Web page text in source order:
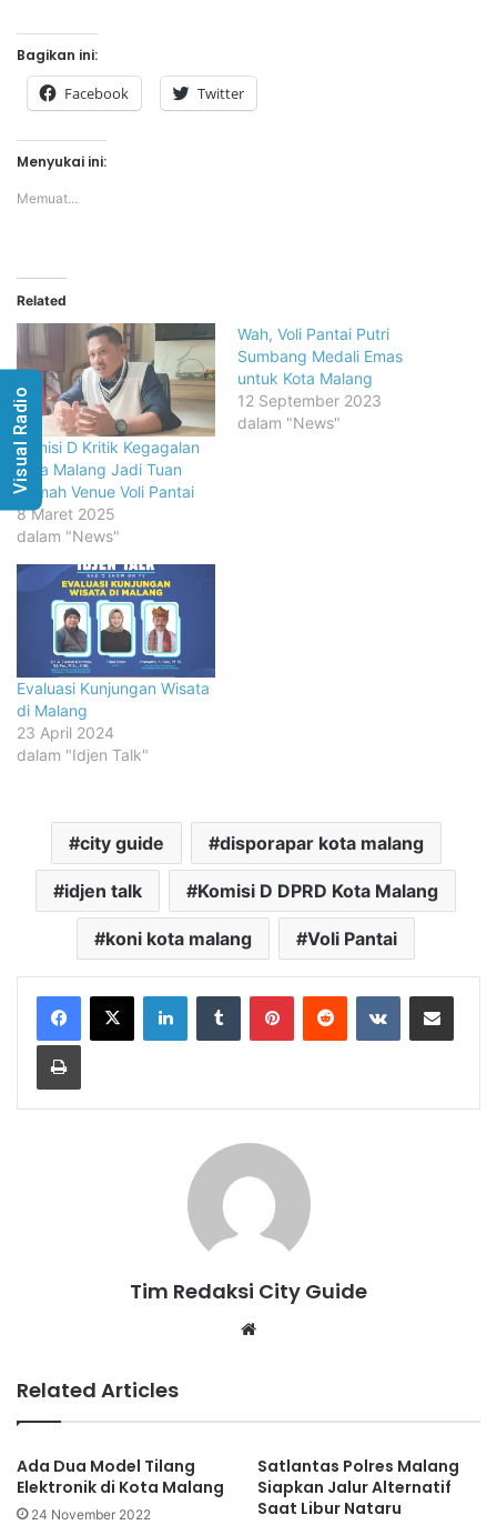
Bagikan ini:
Facebook Twitter
Menyukai ini:
Memuat...
Related
Komisi D Kritik Kegagalan
Kota Malang Jadi Tuan
Rumah Venue Voli Pantai
8 Maret 2025
dalam "News"
Wah, Voli Pantai Putri
Sumbang Medali Emas
untuk Kota Malang
12 September 2023
dalam "News"
Evaluasi Kunjungan Wisata
di Malang
23 April 2024
dalam "Idjen Talk"
city guide disporapar kota malang
idjen talk Komisi D DPRD Kota Malang
koni kota malang Voli Pantai
LinkedInTumblr PinterestReddit VKontakteShare via Email
Print
Tim Redaksi City Guide
Related Articles
Ada Dua Model Tilang
Elektronik di Kota Malang
24 November 2022
Satlantas Polres Malang
Siapkan Jalur Alternatif
Saat Libur Nataru
Visual Radio